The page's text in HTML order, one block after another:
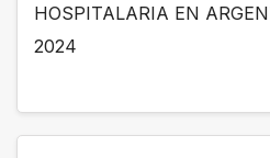
HOSPITALARIA EN
2024